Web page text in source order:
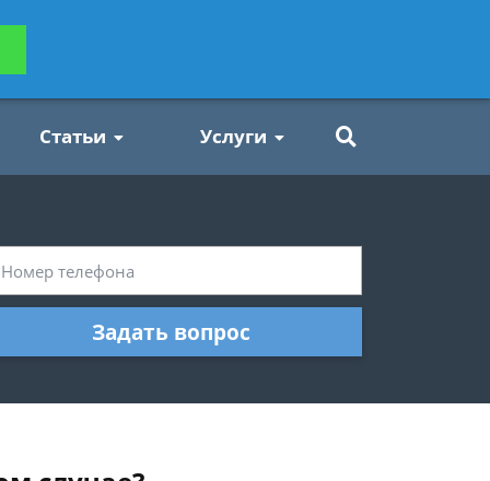
Статьи Услуги
Задать вопрос